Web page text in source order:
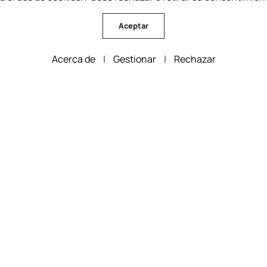
Aceptar
Acerca de | Gestionar | Rechazar